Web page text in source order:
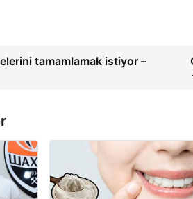
tamamlamak istiyor –